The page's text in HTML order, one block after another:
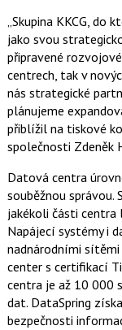
„Skupina KKCG, do
jako svou
připravené
centrech, tak v
nás strategické
plánujeme
přiblížil na tiskové
společnosti Zdeněk
Datová centra
souběžnou správou.
jakékoli části centra
Napájecí systémy i
nadnárodními
center s certifikací
centra je až 10 000
dat. DataSpring
bezpečnosti